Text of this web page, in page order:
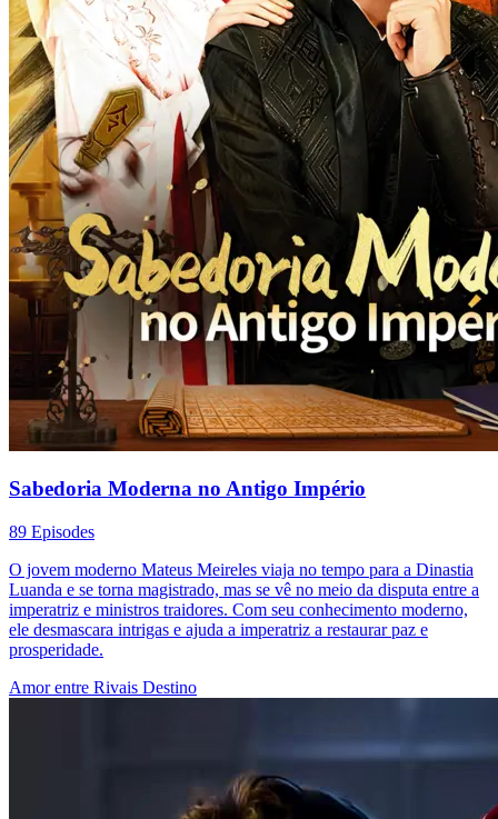
Sabedoria Moderna no Antigo Império
89 Episodes
O jovem moderno Mateus Meireles viaja no tempo para a Dinastia
Luanda e se torna magistrado, mas se vê no meio da disputa entre a
imperatriz e ministros traidores. Com seu conhecimento moderno,
ele desmascara intrigas e ajuda a imperatriz a restaurar paz e
prosperidade.
Amor entre Rivais Destino